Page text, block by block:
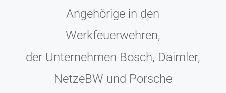
Angehörige in den
Werkfeuerwehren,
der Unternehmen Bosch, Daimler,
NetzeBW und Porsche